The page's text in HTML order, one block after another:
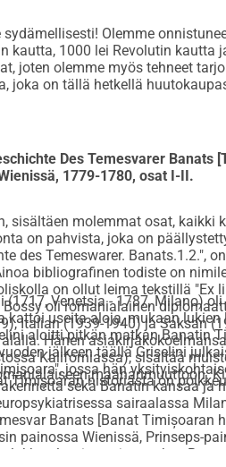
Olemme
kautta, 1000 lei Revolutin
joten olemme myös tehneet
joka on tällä hetkellä
Des Temesvarer
1779-1780, osat I-II.
sisältäen molemmat osat, kaikki
on pahvista, joka on
des Temeswarer. Banats.1.2.",
bibliografinen todiste on
on ollut leima tekstillä "Ex
oli romanialainen
Italian (1939-1940) ja Saksan
Hänen
Kaliforniassa), sisältää
maahanmuuttoon.
(1717, Venetsia - 1787, Milano)
kattoi useita aloja, mukaan
aloitti pitkän matkan Banatin
jälkeen täällä Griselini
jossa hän
sekä Banatin kansaa ja
sairaalassa
Banats [Banat
painossa Wienissä, Prinseps-
levyineen ja arvokas
Timișoaran historiasta on